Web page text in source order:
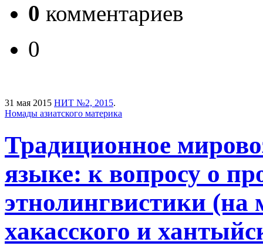
0 комментариев
0
31 мая 2015 НИТ №2, 2015.
Номады азиатского материка
Традиционное
языке: к вопросу о
этнолингвистики (на
хакасского и